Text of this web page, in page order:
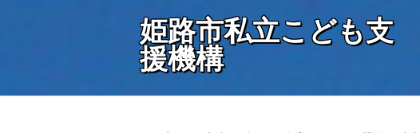
姫路市私立こども支
援機構